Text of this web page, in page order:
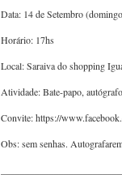
Data: 14 de Setembro
Horário: 17hs
Local: Saraiva do shopping
Atividade: Bate-papo,
Convite: https://
Obs: sem senhas.